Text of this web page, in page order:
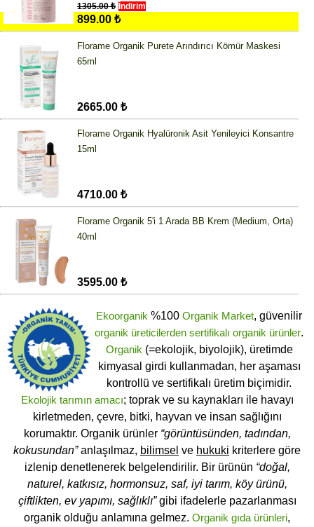
1305.00 ₺ İndirim
899.00 ₺
Florame Organik Purete Arındırıcı Kömür Maskesi
65ml
2665.00 ₺
Florame Organik Hyalüronik Asit Yenileyici Konsantre
15ml
4710.00 ₺
Florame Organik 5'i 1 Arada BB Krem (Medium, Orta)
40ml
3595.00 ₺
Ekoorganik %100 Organik Market, güvenilir
organik üreticilerden sertifikalı organik ürünler.
Organik (=ekolojik, biyolojik), üretimde
kimyasal girdi kullanmadan, her aşaması
kontrollü ve sertifikalı üretim biçimidir.
Ekolojik tarımın amacı; toprak ve su kaynakları ile havayı
kirletmeden, çevre, bitki, hayvan ve insan sağlığını
korumaktır. Organik ürünler “görüntüsünden, tadından,
kokusundan”anlaşılmaz, bilimsel ve hukuki kriterlere göre
izlenip denetlenerek belgelendirilir. Bir ürünün “doğal,
naturel, katkısız, hormonsuz, saf, iyi tarım, köy ürünü,
çiftlikten, ev yapımı, sağlıklı”gibi ifadelerle pazarlanması
organik olduğu anlamına gelmez. Organik gıda ürünleri,